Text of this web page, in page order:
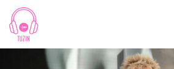
Skip
content